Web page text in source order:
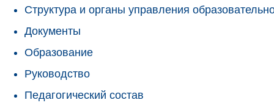
Структура и органы управления
Документы
Образование
Руководство
Педагогический состав